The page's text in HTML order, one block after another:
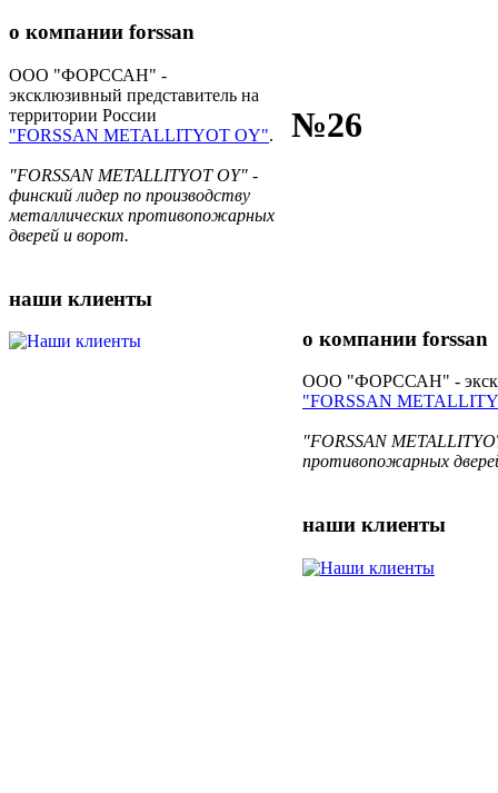
о компании forssan
ООО "ФОРССАН" -
эксклюзивный представитель на
территории России
"FORSSAN METALLITYOT OY".
"FORSSAN METALLITYOT OY" -
финский лидер по производству
металлических противопожарных
дверей и ворот.
наши клиенты
№26
о компании forssan
ООО "ФОРССАН" -
"FORSSAN
"FORSSAN
противопожарных
наши клиенты